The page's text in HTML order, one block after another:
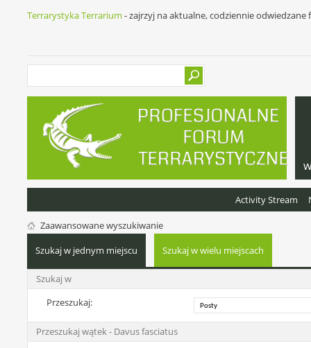
Terrarystyka Terrarium - zajrzyj na aktualne, codziennie
Activity Stream
Zaawansowane wyszukiwanie
Szukaj w jednym miejscu
Szukaj w wielu miejscach
Szukaj w
Przeszukaj:
Przeszukaj wątek - Davus fasciatus